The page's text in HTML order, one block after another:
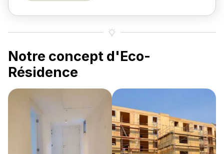
Notre concept d'Eco-
Résidence